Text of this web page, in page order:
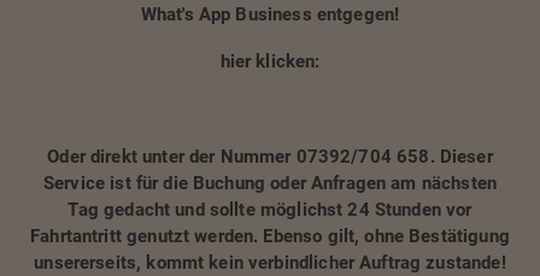
What's App Business entgegen!
hier klicken:
Oder direkt unter der Nummer 07392/704 658. Dieser
Service ist für die Buchung oder Anfragen am nächsten
Tag gedacht und sollte möglichst 24 Stunden vor
Fahrtantritt genutzt werden. Ebenso gilt, ohne Bestätigung
unsererseits, kommt kein verbindlicher Auftrag zustande!